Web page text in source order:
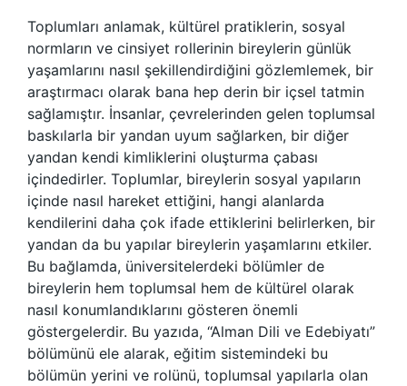
Toplumları anlamak, kültürel pratiklerin, sosyal
normların ve cinsiyet rollerinin bireylerin günlük
yaşamlarını nasıl şekillendirdiğini gözlemlemek, bir
araştırmacı olarak bana hep derin bir içsel tatmin
sağlamıştır. İnsanlar, çevrelerinden gelen toplumsal
baskılarla bir yandan uyum sağlarken, bir diğer
yandan kendi kimliklerini oluşturma çabası
içindedirler. Toplumlar, bireylerin sosyal yapıların
içinde nasıl hareket ettiğini, hangi alanlarda
kendilerini daha çok ifade ettiklerini belirlerken, bir
yandan da bu yapılar bireylerin yaşamlarını etkiler.
Bu bağlamda, üniversitelerdeki bölümler de
bireylerin hem toplumsal hem de kültürel olarak
nasıl konumlandıklarını gösteren önemli
göstergelerdir. Bu yazıda, “Alman Dili ve Edebiyatı”
bölümünü ele alarak, eğitim sistemindeki bu
bölümün yerini ve rolünü, toplumsal yapılarla olan